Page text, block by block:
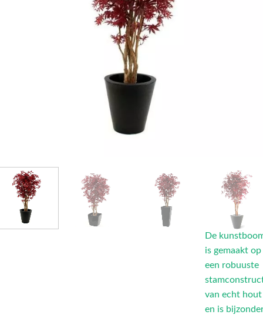
De
is gemaakt op
een robuuste
van echt hout
en is